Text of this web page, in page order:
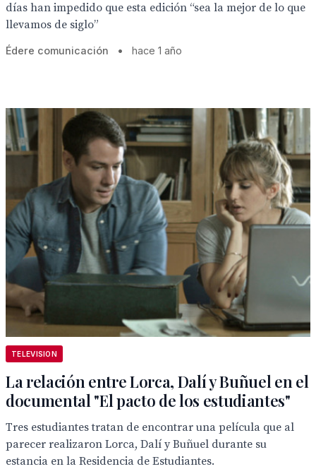
días han impedido que esta edición “sea la mejor de lo que
llevamos de siglo”
Édere comunicación • hace 1 año
TELEVISION
La relación entre Lorca, Dalí y Buñuel en el
documental "El pacto de los estudiantes"
Tres estudiantes tratan de encontrar una película que al
parecer realizaron Lorca, Dalí y Buñuel durante su
estancia en la Residencia de Estudiantes.